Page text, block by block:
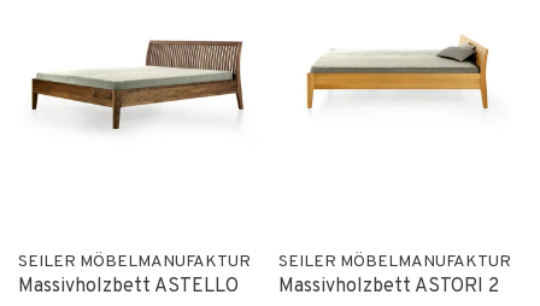
SEILER MÖBELMANUFAKTUR
Massivholzbett ASTELLO
SEILER MÖBELMANUFAKTUR
Massivholzbett ASTORI 2